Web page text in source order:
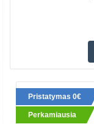
Pristatymas 0€
Perkamiausia